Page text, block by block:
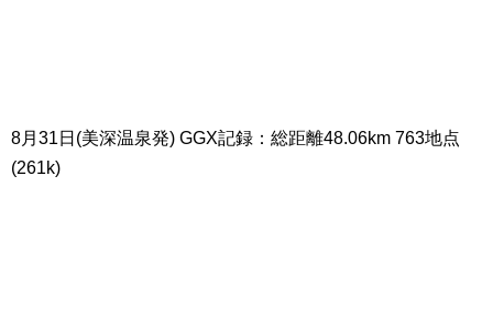
8月31日(美深温泉発) GGX記録：総距離48.06km 763地点
(261k)